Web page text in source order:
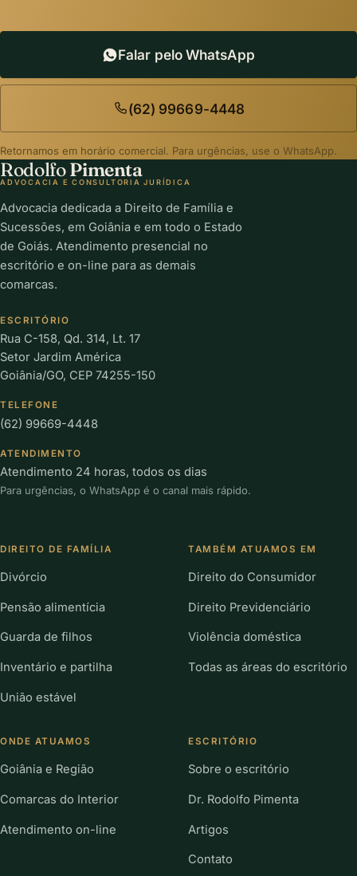
Falar pelo WhatsApp
(62) 99669-4448
Retornamos em horário comercial. Para urgências, use o WhatsApp.
RodolfoPimenta
ADVOCACIA E CONSULTORIA JURÍDICA
Advocacia dedicada a Direito de Família e
Sucessões, em Goiânia e em todo o Estado
de Goiás. Atendimento presencial no
escritório e on-line para as demais
comarcas.
ESCRITÓRIO
Rua C-158, Qd. 314, Lt. 17
Setor Jardim América
Goiânia/GO, CEP 74255-150
TELEFONE
(62) 99669-4448
ATENDIMENTO
Atendimento 24 horas, todos os dias
Para urgências, o WhatsApp é o canal mais rápido.
DIREITO DE FAMÍLIA
Divórcio
Pensão alimentícia
Guarda de filhos
Inventário e partilha
União estável
TAMBÉM ATUAMOS EM
Direito do Consumidor
Direito Previdenciário
Violência doméstica
Todas as áreas do escritório
ONDE ATUAMOS
Goiânia e Região
Comarcas do Interior
Atendimento on-line
ESCRITÓRIO
Sobre o escritório
Dr. Rodolfo Pimenta
Artigos
Contato